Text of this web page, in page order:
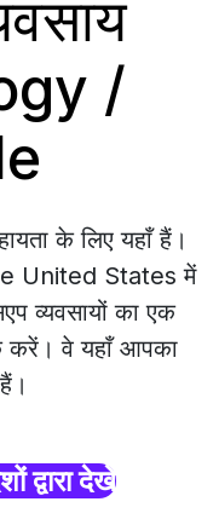
/
के लिए यहाँ हैं।
United States में
व्यवसायों का एक
करें। वे यहाँ आपका
द्वारा देखें